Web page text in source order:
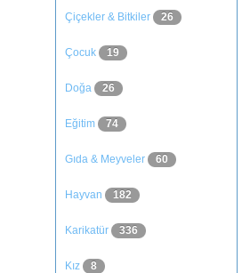
Çiçekler & Bitkiler 26
Çocuk 19
Doğa 26
Eğitim 74
Gıda & Meyveler 60
Hayvan 182
Karikatür 336
Kız 8